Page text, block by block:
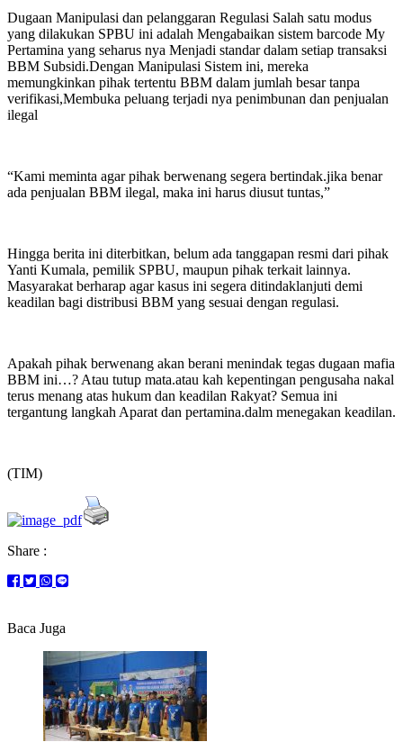
Dugaan Manipulasi dan pelanggaran Regulasi Salah satu modus
yang dilakukan SPBU ini adalah Mengabaikan sistem barcode My
Pertamina yang seharus nya Menjadi standar dalam setiap transaksi
BBM Subsidi.Dengan Manipulasi Sistem ini, mereka
memungkinkan pihak tertentu BBM dalam jumlah besar tanpa
verifikasi,Membuka peluang terjadi nya penimbunan dan penjualan
ilegal
“Kami meminta agar pihak berwenang segera bertindak.jika benar
ada penjualan BBM ilegal, maka ini harus diusut tuntas,”
Hingga berita ini diterbitkan, belum ada tanggapan resmi dari pihak
Yanti Kumala, pemilik SPBU, maupun pihak terkait lainnya.
Masyarakat berharap agar kasus ini segera ditindaklanjuti demi
keadilan bagi distribusi BBM yang sesuai dengan regulasi.
Apakah pihak berwenang akan berani menindak tegas dugaan mafia
BBM ini…? Atau tutup mata.atau kah kepentingan pengusaha nakal
terus menang atas hukum dan keadilan Rakyat? Semua ini
tergantung langkah Aparat dan pertamina.dalm menegakan keadilan.
(TIM)
Share :
Baca Juga